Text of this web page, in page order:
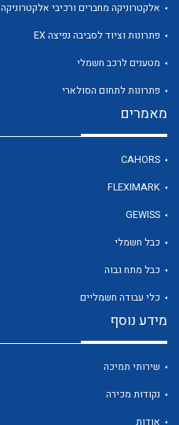
לכל מוצרי היצרן
אלקטרוניקה מחברים ורכיבי אלקטרוניקה
פתרונות וציוד לסביבה נפיצה EX
מטענים לרכב חשמלי
פתרונות לתחום הסולארי
מאמרים
CAHORS
FLEXIMARK
GEWISS
כבל חשמלי
כבל מתח גבוה
כלי עבודה חשמליים
מידע נוסף
שירותי תמיכה
נקודות מכירה
אודות